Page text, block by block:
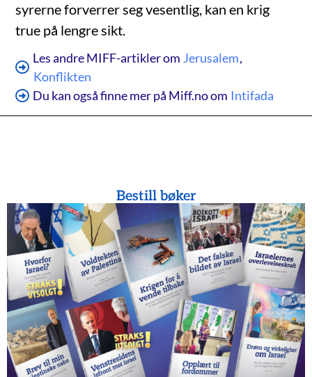
syrerne forverrer seg vesentlig, kan en krig
true på lengre sikt.
Les andre MIFF-artikler om Jerusalem,
Konflikten
Du kan også finne mer på Miff.no om Intifada
Bestill bøker